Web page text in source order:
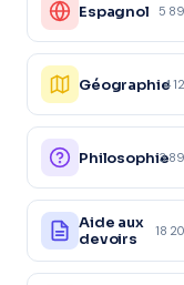
Espagnol 5
Géographie
4
Philosophie
3
Aide aux
devoirs
18